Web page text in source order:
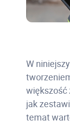
W
większość
jak
temat